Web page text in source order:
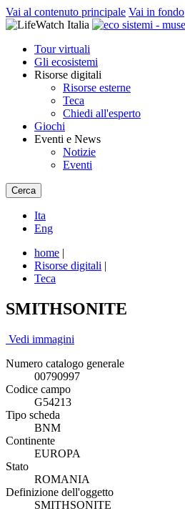
Vai al contenuto principale Vai in fondo
Tour virtuali
Gli ecosistemi
Risorse digitali
Risorse esterne
Teca
Chiedi all'esperto
Giochi
Eventi e News
Notizie
Eventi
Cerca
Ita
Eng
home |
Risorse digitali |
Teca
SMITHSONITE
Vedi immagini
Numero catalogo generale
00790997
Codice campo
G54213
Tipo scheda
BNM
Continente
EUROPA
Stato
ROMANIA
Definizione dell'oggetto
SMITHSONITE